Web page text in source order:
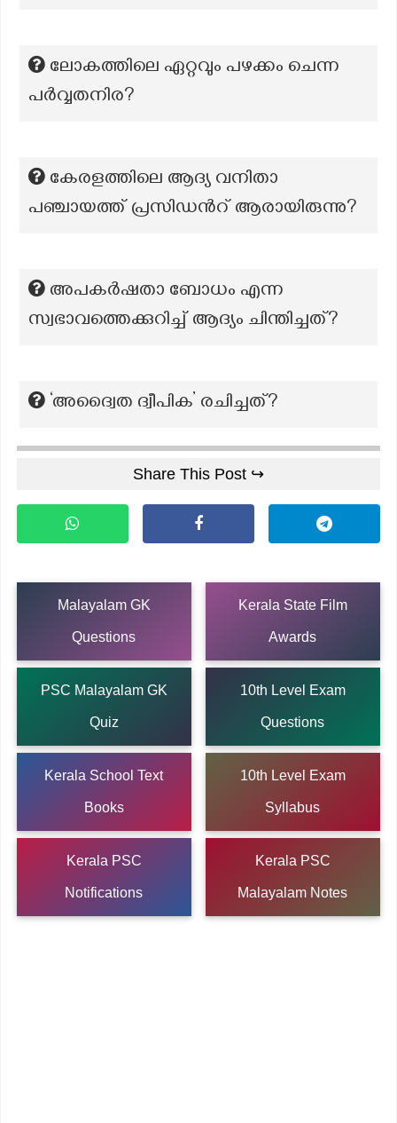
ലോകത്തിലെ ഏറ്റവും പഴക്കം ചെന്ന
പര്‍വ്വതനിര?
കേരളത്തിലെ ആദ്യ വനിതാ
പഞ്ചായത്ത് പ്രസിഡൻറ് ആരായിരുന്നു?
അപകർഷതാ ബോധം എന്ന
സ്വഭാവത്തെക്കുറിച്ച് ആദ്യം ചിന്തിച്ചത്?
‘അദ്വൈത ദ്വീപിക’ രചിച്ചത്?
Share This Post ↪
Malayalam GK
Questions
Kerala State Film
Awards
PSC Malayalam GK
Quiz
10th Level Exam
Questions
Kerala School Text
Books
10th Level Exam
Syllabus
Kerala PSC
Notifications
Kerala PSC
Malayalam Notes